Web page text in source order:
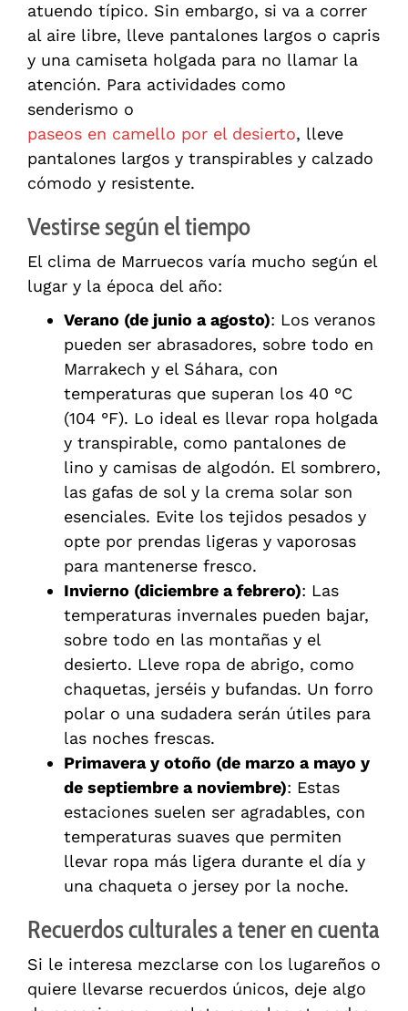
atuendo típico. Sin embargo, si va a correr
al aire libre, lleve pantalones largos o capris
y una camiseta holgada para no llamar la
atención. Para actividades como
senderismo o
paseos en camello por el desierto, lleve
pantalones largos y transpirables y calzado
cómodo y resistente.
Vestirse según el tiempo
El clima de Marruecos varía mucho según el
lugar y la época del año:
Verano (de junio a agosto): Los veranos
pueden ser abrasadores, sobre todo en
Marrakech y el Sáhara, con
temperaturas que superan los 40 °C
(104 °F). Lo ideal es llevar ropa holgada
y transpirable, como pantalones de
lino y camisas de algodón. El sombrero,
las gafas de sol y la crema solar son
esenciales. Evite los tejidos pesados y
opte por prendas ligeras y vaporosas
para mantenerse fresco.
Invierno (diciembre a febrero): Las
temperaturas invernales pueden bajar,
sobre todo en las montañas y el
desierto. Lleve ropa de abrigo, como
chaquetas, jerséis y bufandas. Un forro
polar o una sudadera serán útiles para
las noches frescas.
Primavera y otoño (de marzo a mayo y
de septiembre a noviembre): Estas
estaciones suelen ser agradables, con
temperaturas suaves que permiten
llevar ropa más ligera durante el día y
una chaqueta o jersey por la noche.
Recuerdos culturales a tener en cuenta
Si le interesa mezclarse con los lugareños o
quiere llevarse recuerdos únicos, deje algo